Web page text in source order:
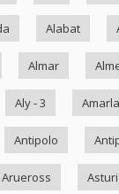
Alabat
Almar
Aly - 3
Antipolo
Arueross